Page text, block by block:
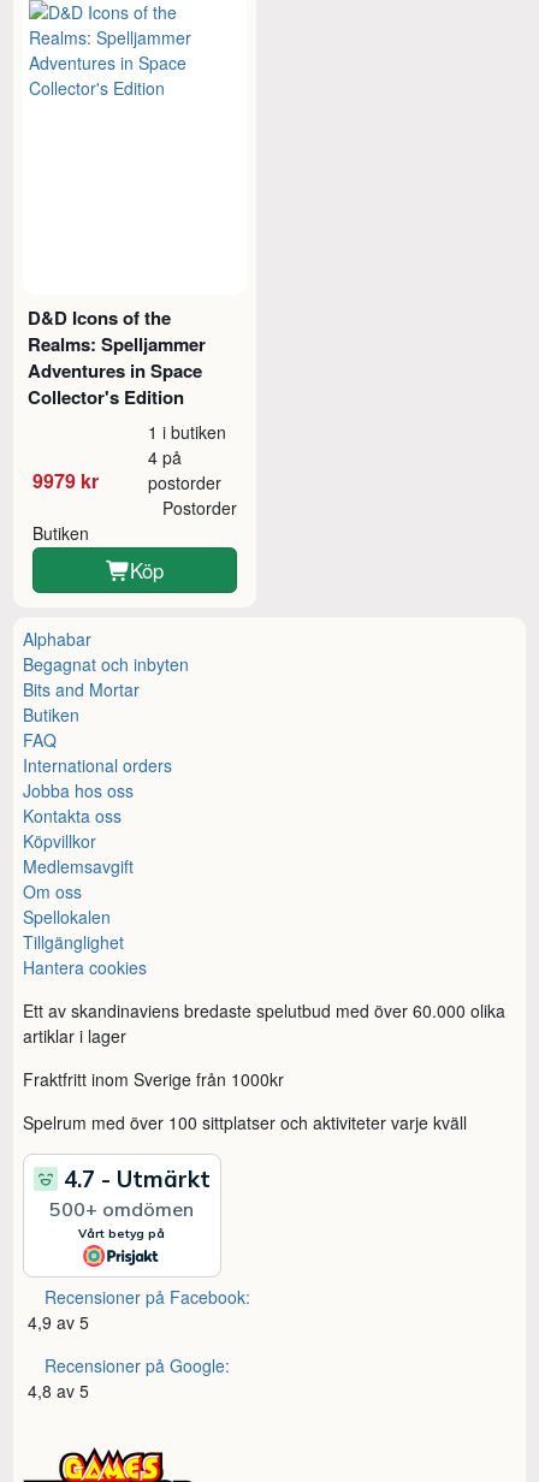
D&D Icons of the
Realms: Spelljammer
Adventures in Space
Collector's Edition
9979 kr
1 i butiken
4 på
postorder
Butiken
Postorder
Köp
Alphabar
Begagnat och inbyten
Bits and Mortar
Butiken
FAQ
International orders
Jobba hos oss
Kontakta oss
Köpvillkor
Medlemsavgift
Om oss
Spellokalen
Tillgänglighet
Hantera cookies
Ett av skandinaviens bredaste spelutbud med över 60.000 olika
artiklar i lager
Fraktfritt inom Sverige från 1000kr
Spelrum med över 100 sittplatser och aktiviteter varje kväll
Recensioner på Facebook:
4,9 av 5
Recensioner på Google:
4,8 av 5